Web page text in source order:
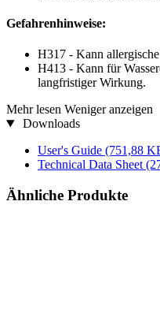
Gefahrenhinweise:
H317 - Kann
H413 - Kann für
langfristiger Wirkung.
Mehr lesen Weniger anzeigen
Downloads
User's Guide (751,88
Technical Data Sheet
Ähnliche Produkte